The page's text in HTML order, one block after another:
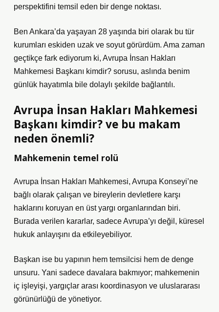
perspektifini temsil eden bir denge noktası.
Ben Ankara’da yaşayan 28 yaşında biri olarak bu tür
kurumları eskiden uzak ve soyut görürdüm. Ama zaman
geçtikçe fark ediyorum ki, Avrupa İnsan Hakları
Mahkemesi Başkanı kimdir? sorusu, aslında benim
günlük hayatımla bile dolaylı şekilde bağlantılı.
Avrupa İnsan Hakları Mahkemesi
Başkanı kimdir? ve bu makam
neden önemli?
Mahkemenin temel rolü
Avrupa İnsan Hakları Mahkemesi, Avrupa Konseyi’ne
bağlı olarak çalışan ve bireylerin devletlere karşı
haklarını koruyan en üst yargı organlarından biri.
Burada verilen kararlar, sadece Avrupa’yı değil, küresel
hukuk anlayışını da etkileyebiliyor.
Başkan ise bu yapının hem temsilcisi hem de denge
unsuru. Yani sadece davalara bakmıyor; mahkemenin
iç işleyişi, yargıçlar arası koordinasyon ve uluslararası
görünürlüğü de yönetiyor.